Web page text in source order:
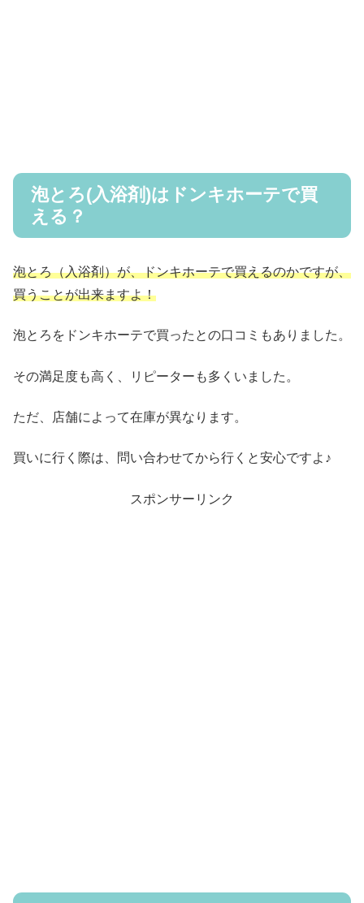
泡とろ(入浴剤)はドンキホーテで買
える？
泡とろ（入浴剤）が、ドンキホーテで買えるのかですが、
買うことが出来ますよ！
泡とろをドンキホーテで買ったとの口コミもありました。
その満足度も高く、リピーターも多くいました。
ただ、店舗によって在庫が異なります。
買いに行く際は、問い合わせてから行くと安心ですよ♪
スポンサーリンク